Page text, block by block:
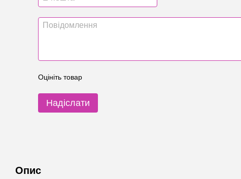
Оцініть товар
Надіслати
Опис